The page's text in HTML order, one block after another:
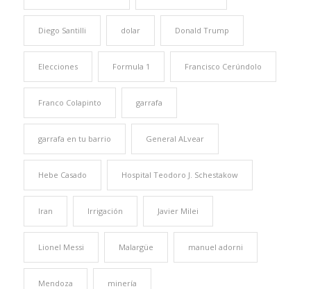
Diego Santilli dolar Donald Trump
Elecciones Formula 1 Francisco Cerúndolo
Franco Colapinto garrafa
garrafa en tu barrio General ALvear
Hebe Casado Hospital Teodoro J. Schestakow
Iran Irrigación Javier Milei
Lionel Messi Malargüe manuel adorni
Mendoza minería